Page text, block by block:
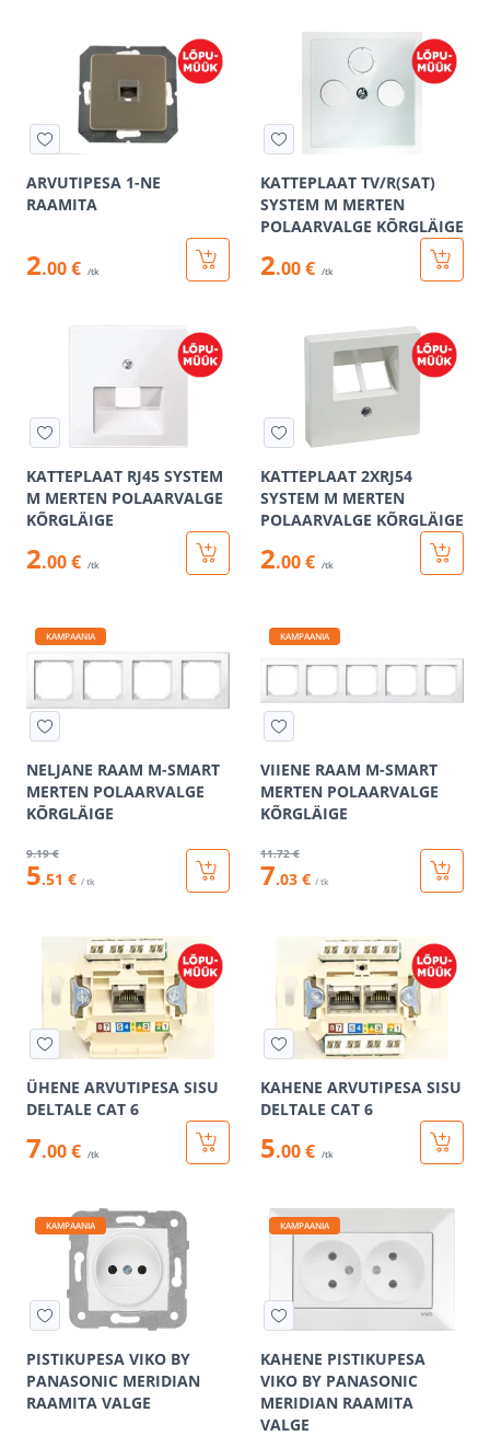
ARVUTIPESA 1-NE
RAAMITA
2.00 € /tk
KATTEPLAAT TV/R(SAT)
SYSTEM M MERTEN
POLAARVALGE KÕRGLÄIGE
2.00 € /tk
KATTEPLAAT RJ45 SYSTEM
M MERTEN POLAARVALGE
KÕRGLÄIGE
2.00 € /tk
KATTEPLAAT 2XRJ54
SYSTEM M MERTEN
POLAARVALGE KÕRGLÄIGE
2.00 € /tk
KAMPAANIA
NELJANE RAAM M-SMART
MERTEN POLAARVALGE
KÕRGLÄIGE
9.19 €
5.51 € / tk
KAMPAANIA
VIIENE RAAM M-SMART
MERTEN POLAARVALGE
KÕRGLÄIGE
11.72 €
7.03 € / tk
ÜHENE ARVUTIPESA SISU
DELTALE CAT 6
7.00 € /tk
KAHENE ARVUTIPESA SISU
DELTALE CAT 6
5.00 € /tk
KAMPAANIA
PISTIKUPESA VIKO BY
PANASONIC MERIDIAN
RAAMITA VALGE
KAMPAANIA
KAHENE PISTIKUPESA
VIKO BY PANASONIC
MERIDIAN RAAMITA
VALGE